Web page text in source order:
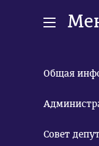
Общая
Совет